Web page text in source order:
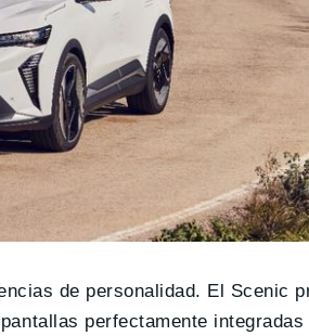
de personalidad. El Scenic
perfectamente